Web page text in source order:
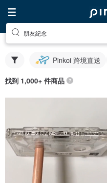
朋友紀念
Pinkoi 跨境直送
找到 1,000+ 件商品